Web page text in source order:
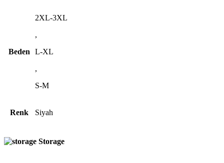
Beden
2XL-3XL
,
L-XL
,
S-M
Renk Siyah
Storage